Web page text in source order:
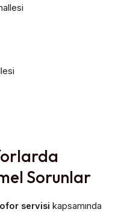
Sorunlar
servisi kapsamında